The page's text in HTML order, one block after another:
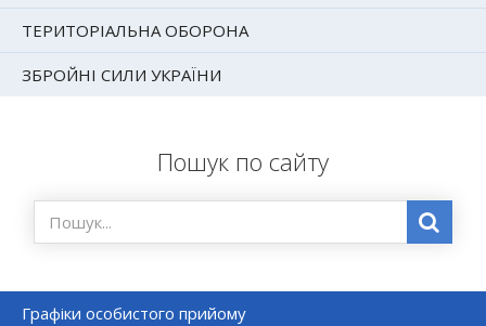
ТЕРИТОРІАЛЬНА ОБОРОНА
ЗБРОЙНІ СИЛИ УКРАЇНИ
Пошук по сайту
Графіки особистого прийому